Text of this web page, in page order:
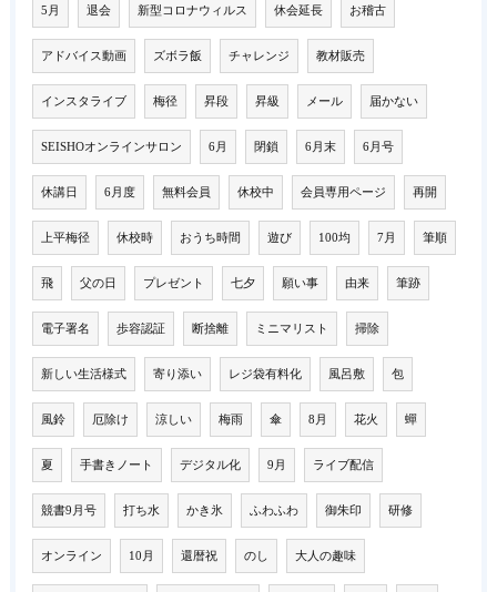
5月 退会 新型コロナウィルス 休会延長 お稽古
アドバイス動画 ズボラ飯 チャレンジ 教材販売
インスタライブ 梅径 昇段 昇級 メール 届かない
SEISHOオンラインサロン 6月 閉鎖 6月末 6月号
休講日 6月度 無料会員 休校中 会員専用ページ 再開
上平梅径 休校時 おうち時間 遊び 100均 7月 筆順
飛 父の日 プレゼント 七夕 願い事 由来 筆跡
電子署名 歩容認証 断捨離 ミニマリスト 掃除
新しい生活様式 寄り添い レジ袋有料化 風呂敷 包
風鈴 厄除け 涼しい 梅雨 傘 8月 花火 蟬
夏 手書きノート デジタル化 9月 ライブ配信
競書9月号 打ち水 かき氷 ふわふわ 御朱印 研修
オンライン 10月 還暦祝 のし 大人の趣味